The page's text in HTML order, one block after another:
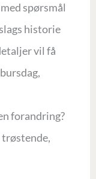
spørsmål
historie
vil få
forandring?
trøstende,